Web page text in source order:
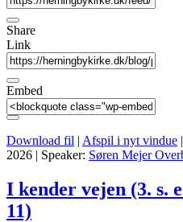
Share
Link
Embed
Download fil | Afspil i nyt vindue |
2026 | Speaker: Søren Mejer
I kender vejen (3. s.
11)